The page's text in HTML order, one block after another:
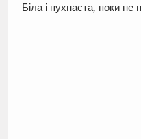
Біла і пухнаста, поки не